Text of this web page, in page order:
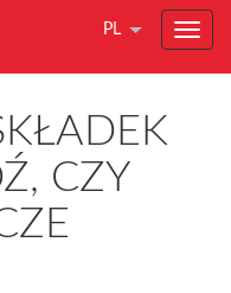
PL
CZY